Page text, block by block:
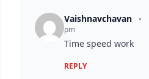
Vaishnavchavan •
pm
Time speed work
REPLY